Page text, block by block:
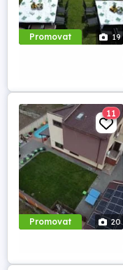
Promovat 19
Promovat 20
11